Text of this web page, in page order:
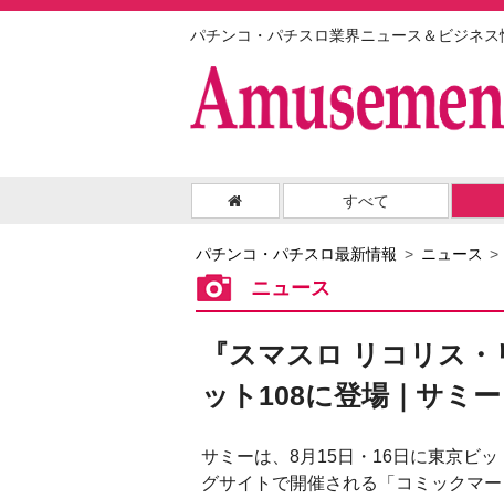
パチンコ・パチスロ業界ニュース＆ビジネス
すべて
パチンコ・パチスロ最新情報 ニュース
ニュース
『スマスロ リコリス
ット108に登場｜サミー
サミーは、8月15日・16日に東京ビッ
グサイトで開催される「コミックマー